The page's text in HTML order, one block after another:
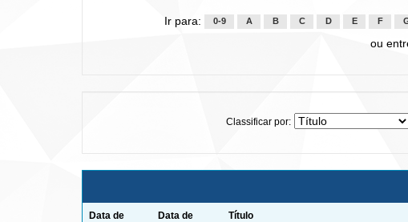
Ir para: 0-9 A B C D E F
ou
Classificar por:
Data de
Data de
Título